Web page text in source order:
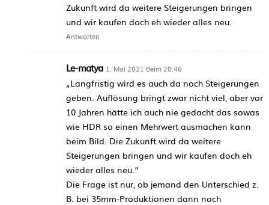
Zukunft wird da weitere Steigerungen bringen
und wir kaufen doch eh wieder alles neu.
Antworten
Le-matya 1. Mai 2021 Beim 20:46
„Langfristig wird es auch da noch Steigerungen
geben. Auflösung bringt zwar nicht viel, aber vor
10 Jahren hätte ich auch nie gedacht das sowas
wie HDR so einen Mehrwert ausmachen kann
beim Bild. Die Zukunft wird da weitere
Steigerungen bringen und wir kaufen doch eh
wieder alles neu.“
Die Frage ist nur, ob jemand den Unterschied z.
B. bei 35mm-Produktionen dann noch